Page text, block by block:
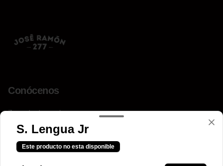
Conócenos
Zona de despacho
____
Horario
12:00 a 23:00 hrs
S. Lengua Jr
Este producto no esta disponible